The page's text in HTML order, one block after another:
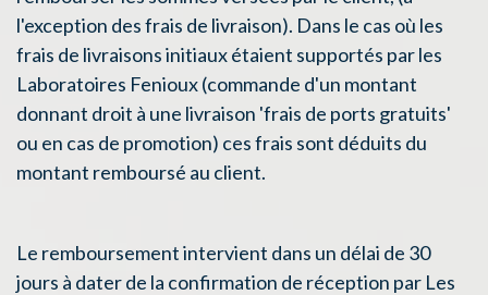
l'exception des frais de livraison). Dans le cas où les
frais de livraisons initiaux étaient supportés par les
Laboratoires Fenioux (commande d'un montant
donnant droit à une livraison 'frais de ports gratuits'
ou en cas de promotion) ces frais sont déduits du
montant remboursé au client.
Le remboursement intervient dans un délai de 30
jours à dater de la confirmation de réception par Les